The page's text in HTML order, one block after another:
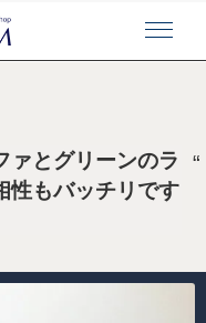
ァとグリーンのラ
性もバッチリです